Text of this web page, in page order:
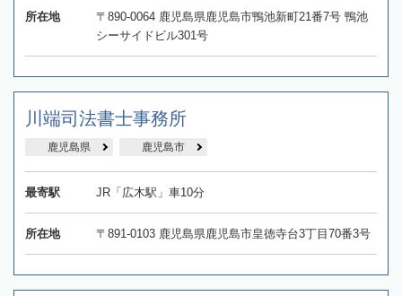
所在地
〒890-0064 鹿児島県鹿児島市鴨池新町21番7号 鴨池
シーサイドビル301号
川端司法書士事務所
鹿児島県 鹿児島市
最寄駅 JR「広木駅」車10分
所在地 〒891-0103 鹿児島県鹿児島市皇徳寺台3丁目70番3号